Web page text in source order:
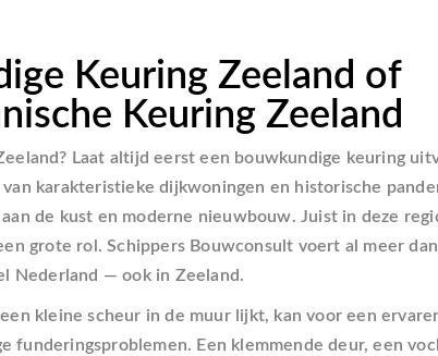
Keuring Zeeland of
Keuring Zeeland
Laat altijd eerst een bouwkundige keuring
karakteristieke dijkwoningen en historische
de kust en moderne nieuwbouw. Juist in deze
grote rol. Schippers Bouwconsult voert al meer
Nederland — ook in Zeeland.
kleine scheur in de muur lijkt, kan voor een
funderingsproblemen. Een klemmende deur, een